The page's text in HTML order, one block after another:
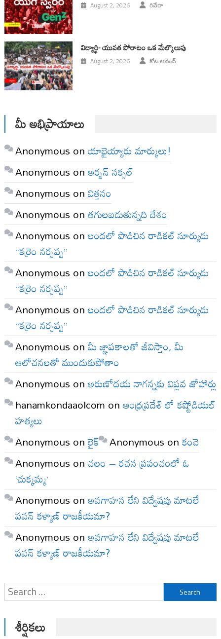
August 2, 2026 రివేరా
విద్యార్థి- యువత పోరాటం ఒక మేల్కొలుపు
August 2, 2026 కోట ఆనంద్
మీ అభిప్రాయాలు
Anonymous onయాభైయ్యారు మార్కులు!
Anonymous onఅర్బన్ నక్సల్
Anonymous onవిత్తనం
Anonymous onతగులబడుతున్నది దేశం
Anonymous onలందలో పొడిచిన రాడికల్ సూర్యుడు
“కర్రెం నర్సప్ప”
Anonymous onలందలో పొడిచిన రాడికల్ సూర్యుడు
“కర్రెం నర్సప్ప”
Anonymous onలందలో పొడిచిన రాడికల్ సూర్యుడు
“కర్రెం నర్సప్ప”
Anonymous onమీ జ్ఞాపకాలతో జీవిస్తాం, మీ
ఆలోచనలతో ముందుకుపోతాం
Anonymous onఅరుణోదయ నాగన్నకు విప్లవ జోహార్లు
hanamkondaaolcom onఆంధ్రప్రదేశ్ లో కష్టోడియల్
హత్యలు
Anonymous onలైక్ Anonymous onకంచె
Anonymous onచలం – రచన ప్రపంచంలో ఓ
‘చుక్కమ్మ’
Anonymous onఅవగాహన లేని విద్వేషపు మాటలే
పవన్ కళ్యాణ్ రాజకీయమా?
Anonymous onఅవగాహన లేని విద్వేషపు మాటలే
పవన్ కళ్యాణ్ రాజకీయమా?
Search
for:
శీర్షికలు